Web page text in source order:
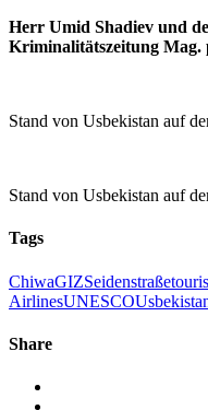
Herr Umid Shadiev und
Kriminalitätszeitung Mag.
Stand von Usbekistan auf
Stand von Usbekistan auf
Tags
ChiwaGIZSeidenstraße
AirlinesUNESCO
Share